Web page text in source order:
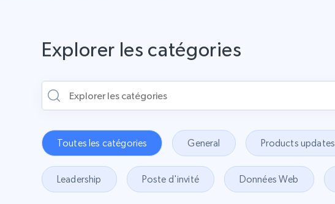
Explorer les catégories
Toutes les catégories General Products updates
Leadership Poste d'invité Données Web